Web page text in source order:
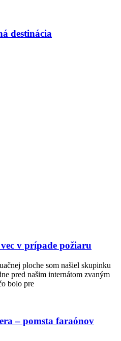
destinácia
v prípade požiaru
ploche som našiel skupinku
pred našim internátom zvaným
bolo pre
– pomsta faraónov